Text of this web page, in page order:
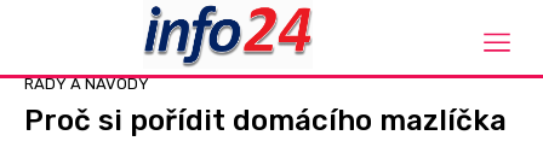
Rady a návody
RADY A NÁVODY
Proč si pořídit domácího mazlíčka